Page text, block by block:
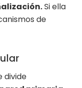
Si ella
de
divide